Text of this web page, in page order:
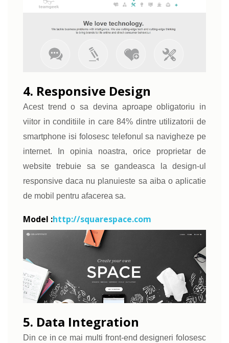
4. Responsive Design
Acest trend o sa devina aproape obligatoriu in
viitor in conditiile in care 84% dintre utilizatorii de
smartphone isi folosesc telefonul sa navigheze pe
internet. In opinia noastra, orice proprietar de
website trebuie sa se gandeasca la design-ul
responsive daca nu planuieste sa aiba o aplicatie
de mobil pentru afacerea sa.
Model :http://squarespace.com
5. Data Integration
Din ce in ce mai multi front-end designeri folosesc